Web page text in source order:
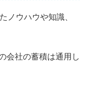
ノウハウや知識、
会社の蓄積は通用し